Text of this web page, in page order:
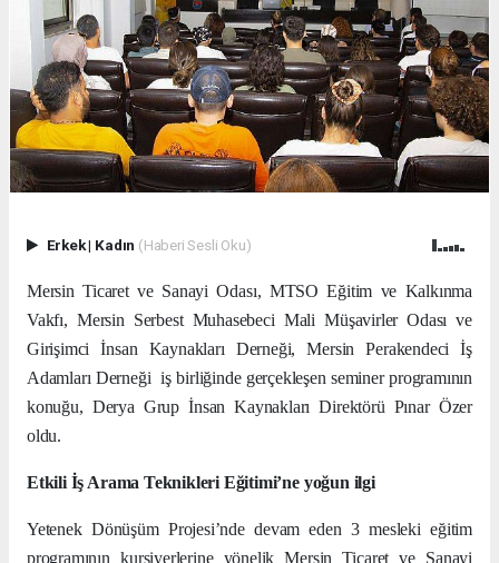
Erkek| Kadın (Haberi Sesli Oku)
Mersin Ticaret ve Sanayi Odası, MTSO Eğitim ve Kalkınma
Vakfı, Mersin Serbest Muhasebeci Mali Müşavirler Odası ve
Girişimci İnsan Kaynakları Derneği,
Mersin Perakendeci İş
Adamları Derneği iş birliğinde gerçekleşen seminer programının
konuğu, Derya Grup İnsan Kaynakları Direktörü Pınar Özer
oldu.
Etkili İş Arama Teknikleri Eğitimi’ne yoğun ilgi
Yetenek Dönüşüm Projesi’nde devam eden 3 mesleki eğitim
programının kursiyerlerine yönelik Mersin Ticaret ve Sanayi